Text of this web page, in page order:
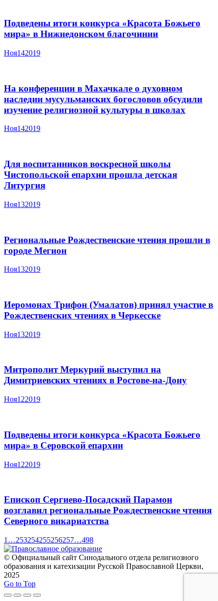
Подведены итоги конкурса «Красота Божьего
мира» в Нижнедонском благочинии
Ноя142019
На конференции в Махачкале о духовном
наследии мусульманских богословов обсудили
изучение религиозной культуры в школах
Ноя142019
Для воспитанников воскресной школы
Чистопольской епархии прошла детская
Литургия
Ноя132019
Региональные Рождественские чтения прошли в
городе Мегион
Ноя132019
Иеромонах Трифон (Умалатов) принял участие в
Рождественских чтениях в Черкесске
Ноя132019
Митрополит Меркурий выступил на
Димитриевских чтениях в Ростове-на-Дону
Ноя122019
Подведены итоги конкурса «Красота Божьего
мира» в Серовской епархии
Ноя122019
Епископ Сергиево-Посадский Парамон
возглавил региональные Рождественские чтения
Северного викариатства
1 …253254255256257…498
© Официальный сайт Синодального отдела религиозного
образования и катехизации Русской Православной Церкви,
2025
Go to Top